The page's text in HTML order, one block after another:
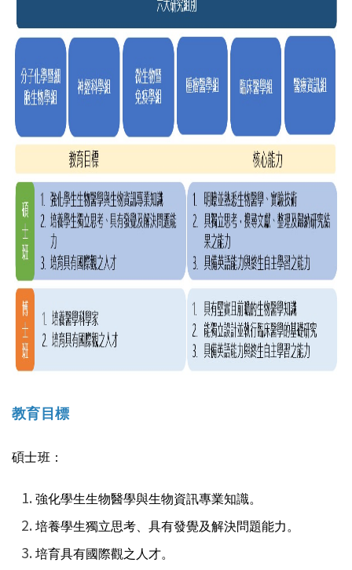
教育目標
碩士班：
強化學生生物醫學與生物資訊專業知識。
培養學生獨立思考、具有發覺及解決問題能力。
培育具有國際觀之人才。